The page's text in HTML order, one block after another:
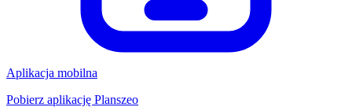
Aplikacja mobilna
Pobierz aplikację Planszeo